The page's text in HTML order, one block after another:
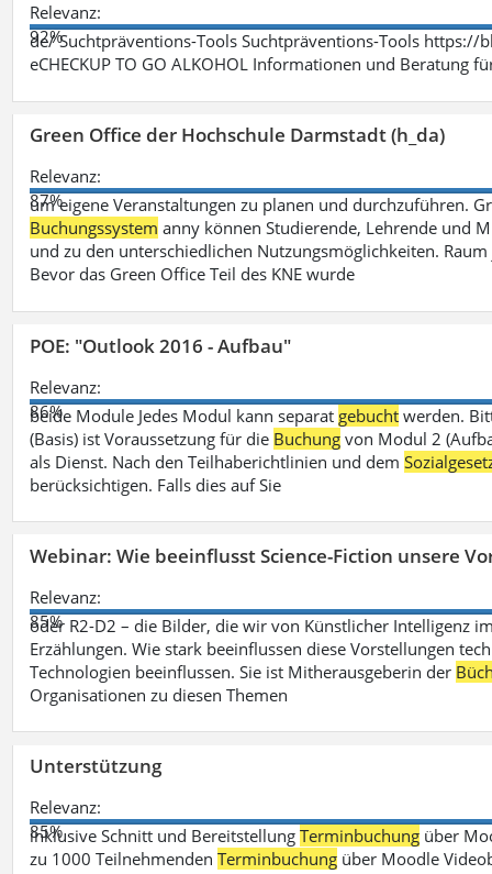
Relevanz:
92%
de/ Suchtpräventions-Tools Suchtpräventions-Tools
eCHECKUP TO GO ALKOHOL Informationen und Beratung
Green Office der Hochschule Darmstadt (h_da)
Relevanz:
87%
um eigene Veranstaltungen zu planen und durchzuführen.
Buchungssystem anny können Studierende, Lehrende und
und zu den unterschiedlichen Nutzungsmöglichkeiten.
Bevor das Green Office Teil des KNE wurde
POE: "Outlook 2016 - Aufbau"
Relevanz:
86%
beide Module Jedes Modul kann separat gebucht werden.
(Basis) ist Voraussetzung für die Buchung von Modul 2
als Dienst. Nach den Teilhaberichtlinien und dem
berücksichtigen. Falls dies auf Sie
Webinar: Wie beeinflusst Science-Fiction unsere
Relevanz:
85%
oder R2-D2 – die Bilder, die wir von Künstlicher Intelligenz
Erzählungen. Wie stark beeinflussen diese Vorstellungen
Technologien beeinflussen. Sie ist Mitherausgeberin der
Organisationen zu diesen Themen
Unterstützung
Relevanz:
85%
inklusive Schnitt und BereitstellungTerminbuchung über
zu 1000 TeilnehmendenTerminbuchung über Moodle